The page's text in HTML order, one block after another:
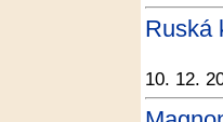
Ruská
10. 12.